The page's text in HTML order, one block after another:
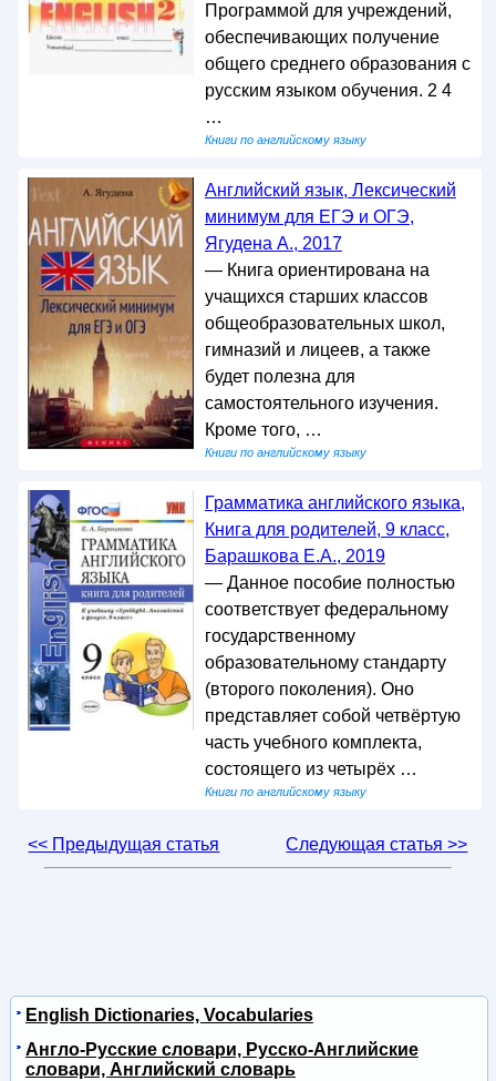
Программой для учреждений,
обеспечивающих получение
общего среднего образования с
русским языком обучения. 2 4
…
Книги по английскому языку
Английский язык, Лексический
минимум для ЕГЭ и ОГЭ,
Ягудена А., 2017
— Книга ориентирована на
учащихся старших классов
общеобразовательных школ,
гимназий и лицеев, а также
будет полезна для
самостоятельного изучения.
Кроме того, …
Книги по английскому языку
Грамматика английского языка,
Книга для родителей, 9 класс,
Барашкова Е.А., 2019
— Данное пособие полностью
соответствует федеральному
государственному
образовательному стандарту
(второго поколения). Оно
представляет собой четвёртую
часть учебного комплекта,
состоящего из четырёх …
Книги по английскому языку
<< Предыдущая статья Следующая статья >>
English Dictionaries, Vocabularies
Англо-Русские словари, Русско-Английские
словари, Английский словарь